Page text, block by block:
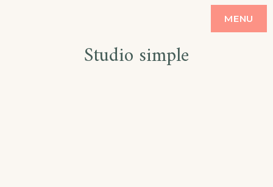
MENU
Studio simple